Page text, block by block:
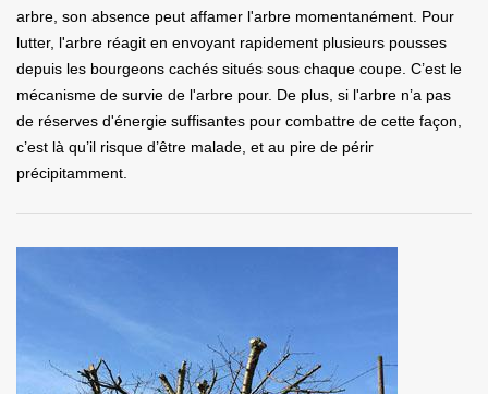
arbre, son absence peut affamer l'arbre momentanément. Pour
lutter, l'arbre réagit en envoyant rapidement plusieurs pousses
depuis les bourgeons cachés situés sous chaque coupe. C’est le
mécanisme de survie de l'arbre pour. De plus, si l'arbre n’a pas
de réserves d'énergie suffisantes pour combattre de cette façon,
c’est là qu’il risque d’être malade, et au pire de périr
précipitamment.